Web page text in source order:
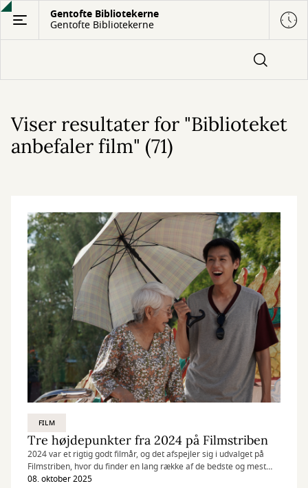
Gå
hovedindhold
Gentofte Bibliotekerne
Gentofte Bibliotekerne
Viser resultater for "Biblioteket
anbefaler film" (71)
FILM
Tre højdepunkter fra 2024 på Filmstriben
2024 var et rigtig godt filmår, og det afspejler sig i udvalget på
Filmstriben, hvor du finder en lang række af de bedste og mest
omtalte film fra året. Genremæssigt spænder vi vidt, og der er
08. oktober 2025